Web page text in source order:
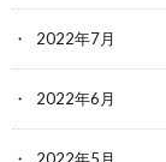
2022年7月
2022年6月
2022年5月